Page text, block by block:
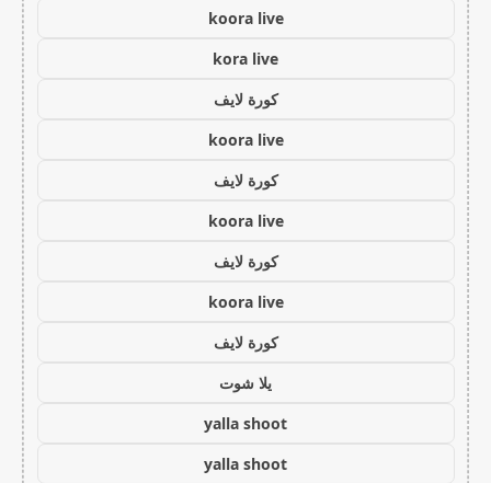
koora live
kora live
كورة لايف
koora live
كورة لايف
koora live
كورة لايف
koora live
كورة لايف
يلا شوت
yalla shoot
yalla shoot